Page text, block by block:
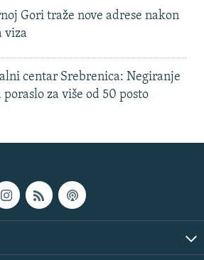
Gori traže nove adrese nakon
viza
centar Srebrenica: Negiranje
poraslo za više od 50 posto